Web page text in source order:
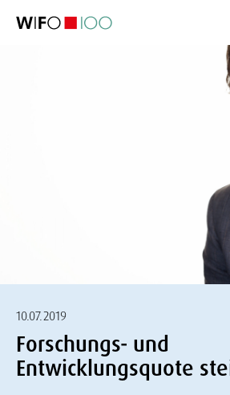
10.07.2019
Forschungs- und
Entwicklungsquote